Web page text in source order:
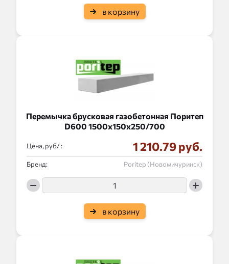
в корзину
Перемычка брусковая газобетонная Поритеп
D600 1500x150x250/700
Цена, руб/ : 1 210.79 руб.
Бренд: Poritep (Новомичуринск)
в корзину